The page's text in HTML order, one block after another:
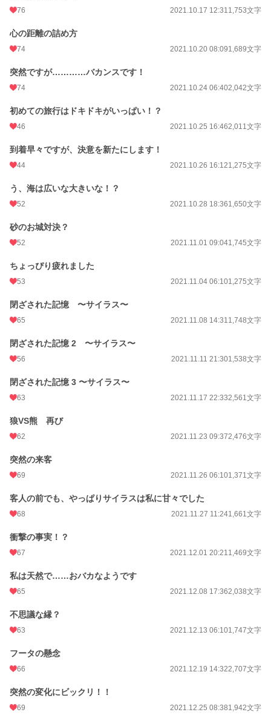
76 2021.10.17 12:311,753文字
心の距離の詰め方
74 2021.10.20 08:091,689文字
突然ですが…………バカンスです！
74 2021.10.24 06:402,042文字
初めての旅行はドキドキがいっぱい！？
46 2021.10.25 16:462,011文字
到着早々ですが、決意を新たにします！
44 2021.10.26 16:121,275文字
う、海は広いな大きいな！？
52 2021.10.28 18:361,650文字
砂のお城対決？
52 2021.11.01 09:041,745文字
ちょっぴり疲れました
53 2021.11.04 06:101,275文字
閉ざされた記憶 〜サイラス〜
65 2021.11.08 14:311,748文字
閉ざされた記憶 2 〜サイラス〜
56 2021.11.11 21:301,538文字
閉ざされた記憶 3 〜サイラス〜
63 2021.11.17 22:332,561文字
狼VS熊 再び
62 2021.11.23 09:372,476文字
突然の来客
69 2021.11.26 06:101,371文字
客人の前でも、やっぱりサイラスは私に甘々でした
68 2021.11.27 11:241,661文字
衝撃の事実！？
67 2021.12.01 20:211,469文字
私は天然で……おバカなようです
65 2021.12.08 17:362,038文字
不思議な縁？
63 2021.12.13 06:101,747文字
フータの懸念
66 2021.12.19 14:322,707文字
突然の変化にビックリ！！
69 2021.12.25 08:381,942文字